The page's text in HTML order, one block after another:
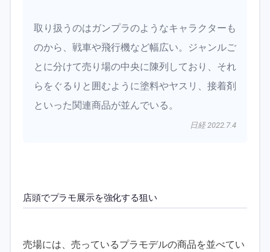
取り扱うのはガンプラのようなキャラクターも
のから、戦車や飛行機など幅広い。ジャンルご
とに分けて売り場の中央に陳列しており、それ
らをぐるりと囲むように塗料やヤスリ、接着剤
といった関連商品が並んでいる。
日経 2022.7.4
店頭でプラモ展示を強化する狙い
売場には、売っているプラモデルの商品を並べてい